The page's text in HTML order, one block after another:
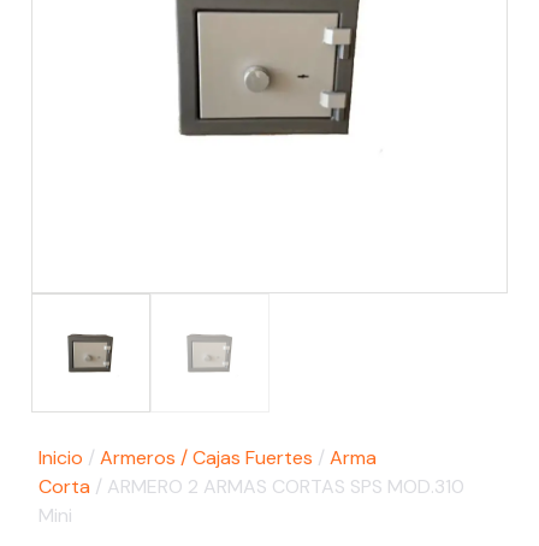
Inicio / Armeros / Cajas Fuertes / Arma
Corta / ARMERO 2 ARMAS CORTAS SPS MOD.310
Mini